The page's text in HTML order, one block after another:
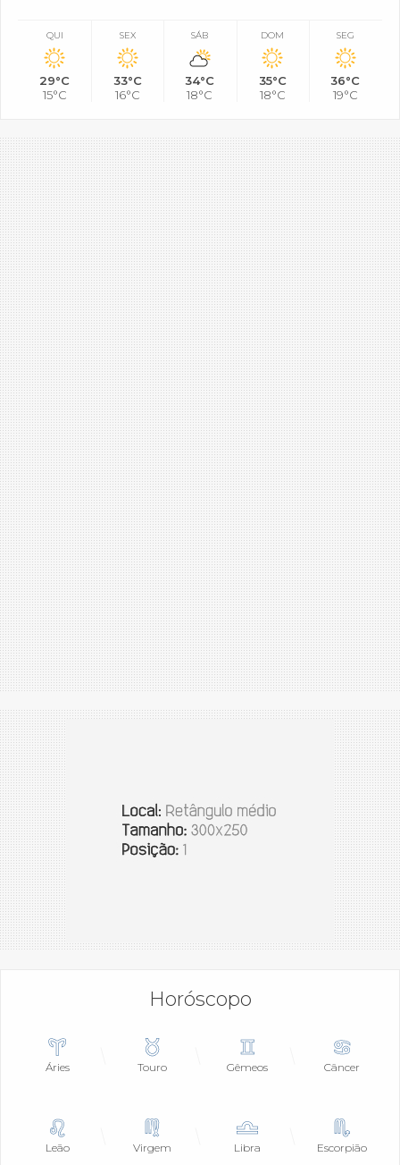
QUI
29°C
15°C
SEX
33°C
16°C
SÁB
34°C
18°C
DOM
35°C
18°C
SEG
36°C
19°C
Horóscopo
Áries Touro Gêmeos Câncer
Leão Virgem Libra Escorpião